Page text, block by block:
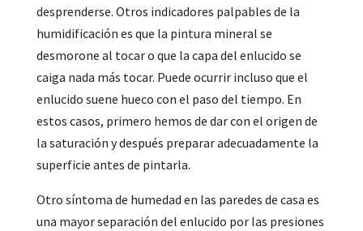
desprenderse. Otros indicadores palpables de la
humidificación es que la pintura mineral se
desmorone al tocar o que la capa del enlucido se
caiga nada más tocar. Puede ocurrir incluso que el
enlucido suene hueco con el paso del tiempo. En
estos casos, primero hemos de dar con el origen de
la saturación y después preparar adecuadamente la
superficie antes de pintarla.
Otro síntoma de humedad en las paredes de casa es
una mayor separación del enlucido por las presiones